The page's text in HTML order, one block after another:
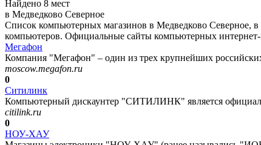
Найдено 8 мест
в Медведково Северное
Список компьютерных магазинов в Медведково Северное,
компьютеров. Официальные сайты компьютерных
Мегафон
Компания "Мегафон" – один из трех крупнейших
moscow.megafon.ru
0
Ситилинк
Компьютерный дискаунтер "СИТИЛИНК" является
citilink.ru
0
НОУ-ХАУ